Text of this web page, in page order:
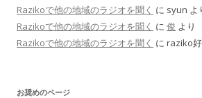
Razikoで他の地域のラジオを聞く に syun よ
Razikoで他の地域のラジオを聞く に 俊 より
Razikoで他の地域のラジオを聞く に raziko
お奨めのページ